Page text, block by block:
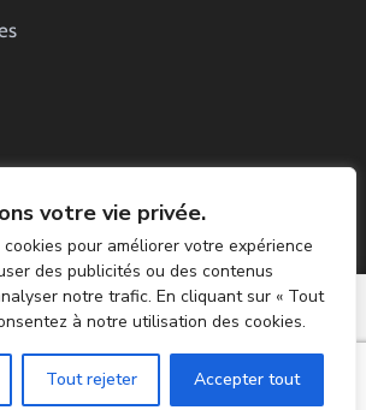
votre vie privée.
pour améliorer votre expérience
des publicités ou des contenus
notre trafic. En cliquant sur « Tout
à notre utilisation des cookies.
Tout rejeter Accepter tout
Béarn 2024 - Réalisation ZK.Digital &
AWD